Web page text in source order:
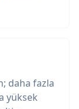
daha fazla
yüksek